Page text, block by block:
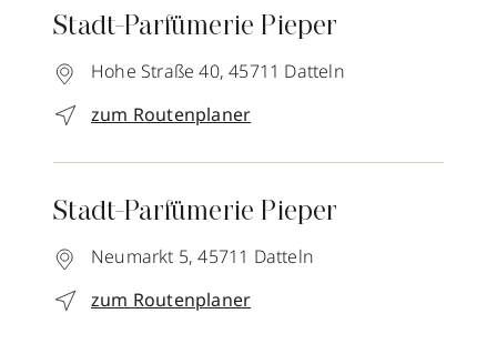
Stadt-Parfümerie Pieper
Hohe Straße 40, 45711 Datteln
zum Routenplaner
Stadt-Parfümerie Pieper
Neumarkt 5, 45711 Datteln
zum Routenplaner